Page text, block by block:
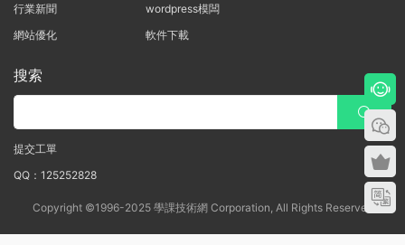
行業新聞
網站優化
wordpress模闆
軟件下載
搜索
提交工單
QQ：125252828
Copyright ©1996-2025 學課技術網 Corporation, All Rights Reserved